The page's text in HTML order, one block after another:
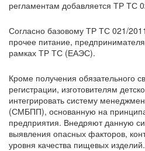
регламентам добавляется ТР ТС
Согласно базовому ТР ТС 021/
прочее питание,
рамках ТР ТС (ЕАЭС).
Кроме получения обязательного
регистрации, изготовителям
интегрировать систему
(СМБПП), основанную на
предприятия. Внедряют данную
выявления опасных факторов,
уровня качества пищевых изделий.